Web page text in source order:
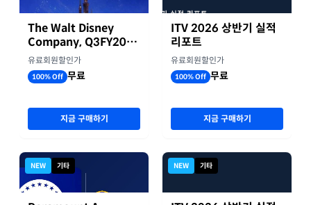
The Walt Disney
Company, Q3FY2026
실적자료
유료회원할인가
100% Off 무료
지금 구매하기
NEW 기타
ITV 2026 상반기 실적
리포트
유료회원할인가
100% Off 무료
지금 구매하기
NEW 기타